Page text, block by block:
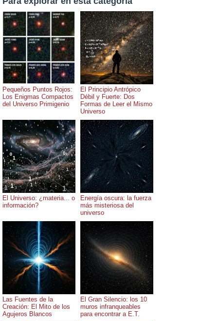
Pequeños Puntos Rojos:
Los Enigmas Compactos
del Universo Primigenio
El Principio Antrópico
Débil y Fuerte: Dos
Formas de Leer el Mismo
Universo
El Universo: ¿materia... o
información?
Energía oscura: la fuerza
más misteriosa del
universo
Las Fuentes de la
Creación: El Mito de los
Agujeros Blancos
El Gran Silencio: los 10
muros infranqueables
para encontrar a E.T.